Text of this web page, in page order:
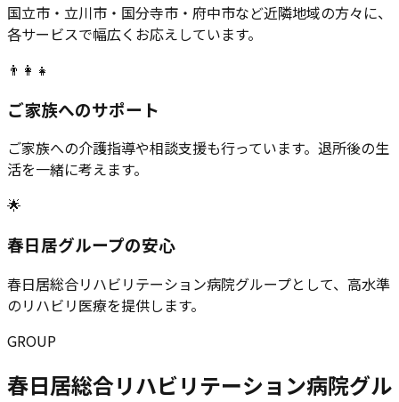
国立市・立川市・国分寺市・府中市など近隣地域の方々に、
各サービスで幅広くお応えしています。
👨‍👩‍👧
ご家族へのサポート
ご家族への介護指導や相談支援も行っています。退所後の生
活を一緒に考えます。
🌟
春日居グループの安心
春日居総合リハビリテーション病院グループとして、高水準
のリハビリ医療を提供します。
GROUP
春日居総合リハビリテーション病院グル